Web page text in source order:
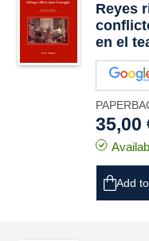
Reyes
en el
35,00
Add